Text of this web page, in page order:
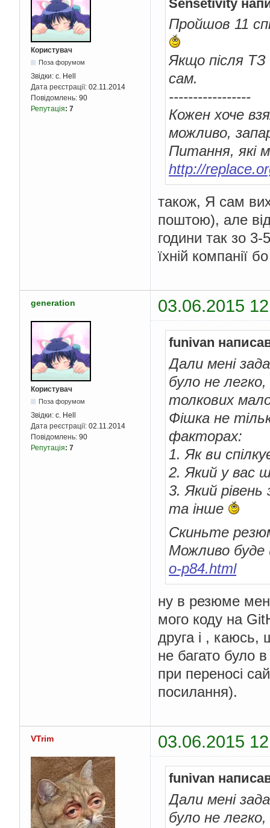
Користувач
Поза форумом
Звідки: c. Hell
Дата реєстрації: 02.11.2014
Повідомлень: 90
Репутація: 7
Sensetivity
Пройшов 11
Якщо після ТЗ
сам.
-----------------
Кожен хоче
можливо,
Питання, які
http://
також, Я сам
поштою), але
години так зо
їхній компанії
generation 03.06.2015
Користувач
Поза форумом
Звідки: c. Hell
Дата реєстрації: 02.11.2014
Повідомлень: 90
Репутація: 7
funivan
Дали мені
було не
толкових
Фішка не
факторах:
1. Як ви
2. Який у вас
3. Який
та інше
Скиньте
Можливо буде
o-p84.html
ну в резюме
мого коду на
друга і ,
не багато було
при переносі
посилання).
VTrim 03.06.2015
funivan
Дали мені
було не